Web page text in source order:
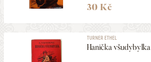
30 Kč
TURNER ETHEL
Hanička všudybylka